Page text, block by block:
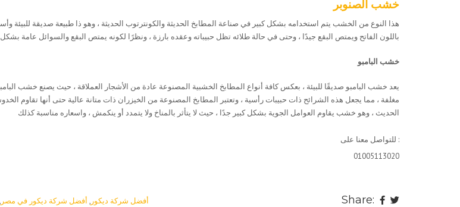
خشب الصنوبر
هذا النوع من الخشب يتم استخدامه بشكل كبير في صناعة المطابخ الحديثة والكونترتوب الحديثة ، وهو ذا طبيعة صديقة للبيئة
باللون الفاتح ويمتص البقع جيدًا ، وحتى في حالة طلائه تظل حبيباته وعقده بارزة ، ونظرًا لكونه يمتص البقع والسوائل عامة
خشب البامبو
يعد خشب البامبو صديقًا للبيئة ، بعكس كافة أنواع المطابخ الخشبية المصنوعة عادة من الأشجار العملاقة ، حيث يصنع خشب
مغلفة ، مما يجعل هذه الشرائح ذات حبيبات رأسية ، وتعتبر المطابخ المصنوعة من الخيزران ذات متانة عالية حتى أنها تقاوم
الحديث ، وهو خشب يقاوم العوامل الجوية بشكل كبير جدًا ، حيث لا يتأثر بالمناخ ولا يتمدد أو ينكمش ، واسعاره مناسبة كذلك
للتواصل معنا على :
01005113020
أفضل شركة ديكور , أفضل شركة ديكور في مصر , Share: